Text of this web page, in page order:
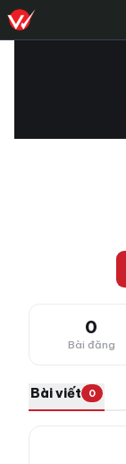
0
Bài đăng
Bài viết 0